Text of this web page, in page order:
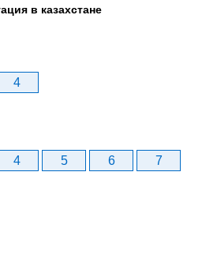
в казахстане
4
4 5 6 7